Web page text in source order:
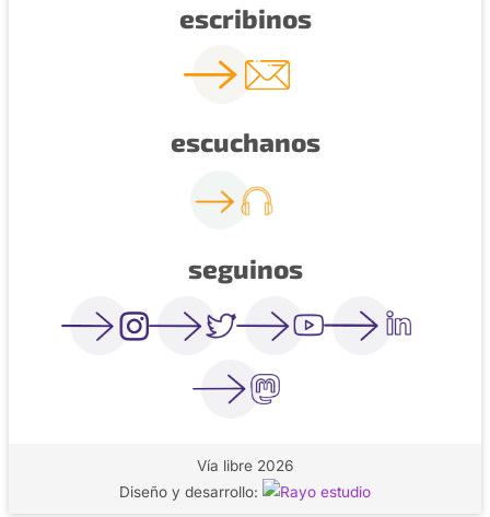
escribinos
escuchanos
seguinos
Vía libre 2026
Diseño y desarrollo: